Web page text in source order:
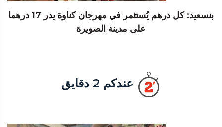
بنسعيد: كل درهم يُستثمر في مهرجان كناوة يدر 17 درهما
على مدينة الصويرة
عندكم 2 دقايق